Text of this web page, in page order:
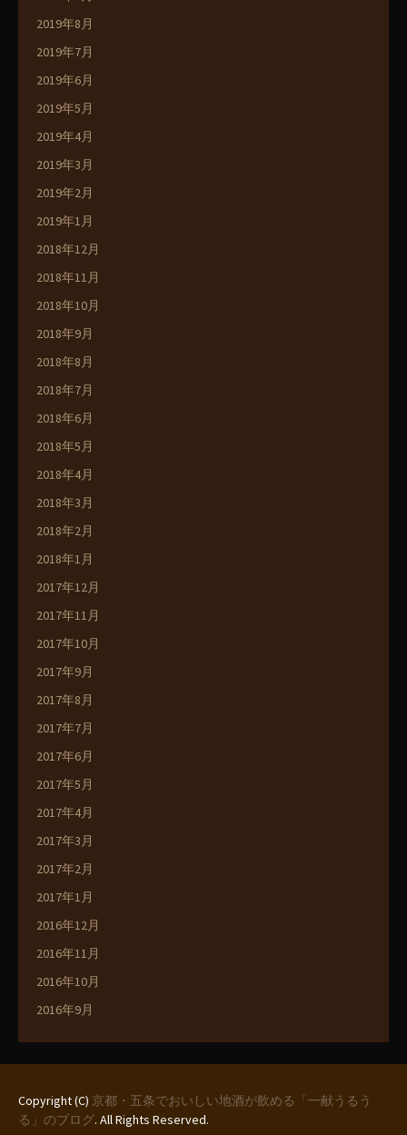
2019年8月
2019年7月
2019年6月
2019年5月
2019年4月
2019年3月
2019年2月
2019年1月
2018年12月
2018年11月
2018年10月
2018年9月
2018年8月
2018年7月
2018年6月
2018年5月
2018年4月
2018年3月
2018年2月
2018年1月
2017年12月
2017年11月
2017年10月
2017年9月
2017年8月
2017年7月
2017年6月
2017年5月
2017年4月
2017年3月
2017年2月
2017年1月
2016年12月
2016年11月
2016年10月
2016年9月
Copyright (C) 京都・五条でおいしい地酒が飲める「一献うるう
る」のブログ. All Rights Reserved.